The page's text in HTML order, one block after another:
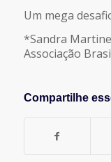
Um mega
*Sandra
Associação
Compartilhe